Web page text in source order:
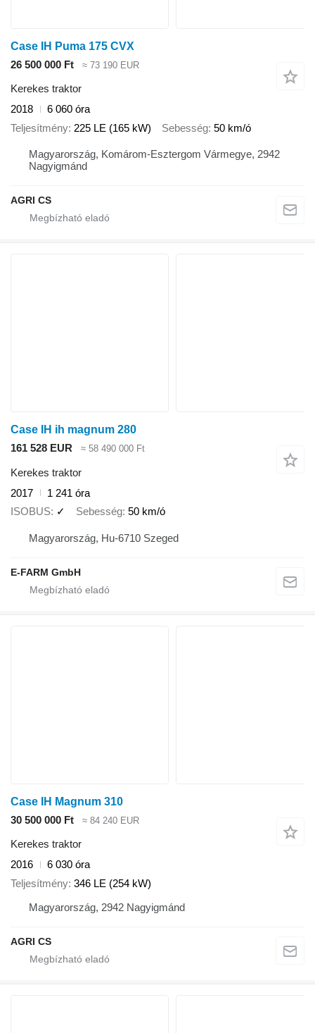
Case IH Puma 175 CVX
26 500 000 Ft
≈ 73 190 EUR
Kerekes traktor
2018
6 060 óra
Teljesítmény 225 LE (165 kW) Sebesség 50 km/ó
Magyarország, Komárom-Esztergom Vármegye, 2942
Nagyigmánd
AGRI CS
Case IH ih magnum 280
161 528 EUR
≈ 58 490 000 Ft
Kerekes traktor
2017
1 241 óra
ISOBUS ✓ Sebesség 50 km/ó
Magyarország, Hu-6710 Szeged
E-FARM GmbH
Case IH Magnum 310
30 500 000 Ft
≈ 84 240 EUR
Kerekes traktor
2016
6 030 óra
Teljesítmény 346 LE (254 kW)
Magyarország, 2942 Nagyigmánd
AGRI CS